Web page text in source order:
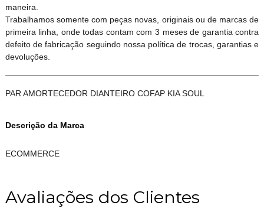
maneira.
Trabalhamos somente com peças novas, originais ou de marcas de
primeira linha, onde todas contam com 3 meses de garantia contra
defeito de fabricação seguindo nossa política de trocas, garantias e
devoluções.
PAR AMORTECEDOR DIANTEIRO COFAP KIA SOUL
Descrição da Marca
ECOMMERCE
Avaliações dos Clientes